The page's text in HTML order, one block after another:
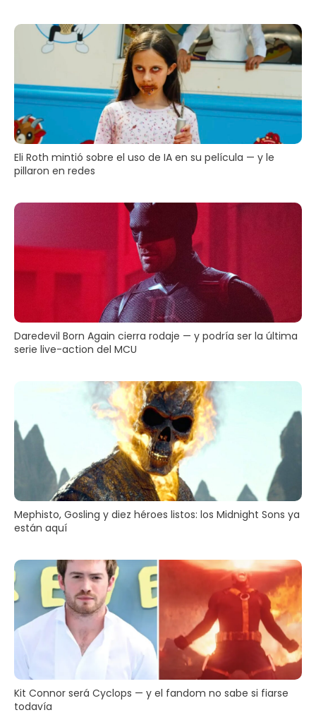
Eli Roth mintió sobre el uso de IA en su película — y le
pillaron en redes
Daredevil Born Again cierra rodaje — y podría ser la última
serie live-action del MCU
Mephisto, Gosling y diez héroes listos: los Midnight Sons ya
están aquí
Kit Connor será Cyclops — y el fandom no sabe si fiarse
todavía